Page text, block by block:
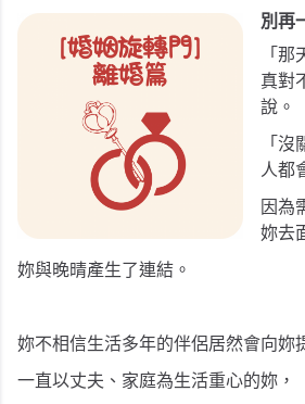
別再
「
真對
說。
「
人都
因為
妳去
妳與晚晴產生了連結。
妳不相信生活多年的伴侶居然會向妳
一直以丈夫、家庭為生活重心的妳，